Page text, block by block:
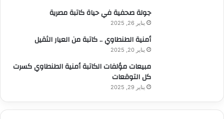
جولة صحفية في حياة كاتبة مصرية
يناير 26, 2025
أمنية الطنطاوي .. كاتبة من العيار الثقيل
يناير 20, 2025
مبيعات مؤلفات الكاتبة أمنية الطنطاوي كسرت
كل التوقعات
يناير 29, 2025